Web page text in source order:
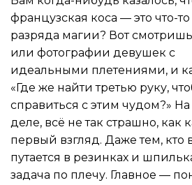
французская коса — это что-то
разряда магии? Вот
или фотографии девушек с
идеальными плетениями, и
«Где же найти третью руку,
справиться с этим чудом?»
деле, всё не так страшно, как
первый взгляд. Даже тем, кто
путается в резинках и
задача по плечу. Главное —